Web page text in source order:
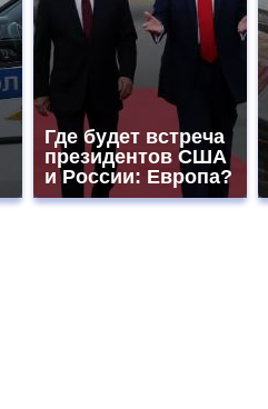
Где будет встреча
президентов США
и России: Европа?